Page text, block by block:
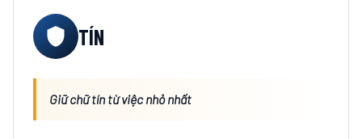
TÍN
Giữ chữ tín từ việc nhỏ nhất